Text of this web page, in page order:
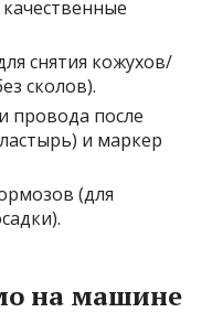
снятия кожухов/
сколов).
провода после
и маркер
(для
на машине